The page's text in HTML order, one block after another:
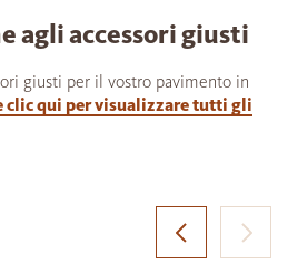
agli accessori giusti
giusti per il vostro pavimento in
clic qui per visualizzare tutti gli